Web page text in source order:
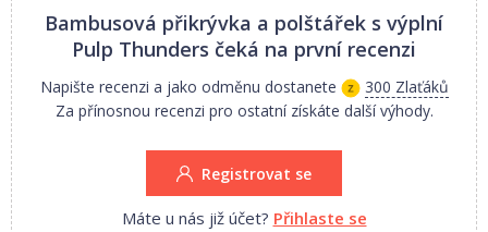
při maximální teplotě 40 ° C Vlastnosti: extrémně měkké
antibakteriální dokonale absorbují vlhkost thermoreulatory - chladí
v létě, udržují teplo v zimě a mají uklidňující účinek na pokožku
dítěte ekologický Rozměry přikrývka: 70 cm x 85 cm +/- 2 cm
polštář: 30cm x 40cm +/- 2 cm
Bambusová přikrývka a polštářek s výplní
Pulp Thunders čeká na první recenzi
Napište recenzi a jako odměnu dostanete
300 Zlaťáků
Za přínosnou recenzi pro ostatní získáte další výhody.
Registrovat se
Máte u nás již účet? Přihlaste se